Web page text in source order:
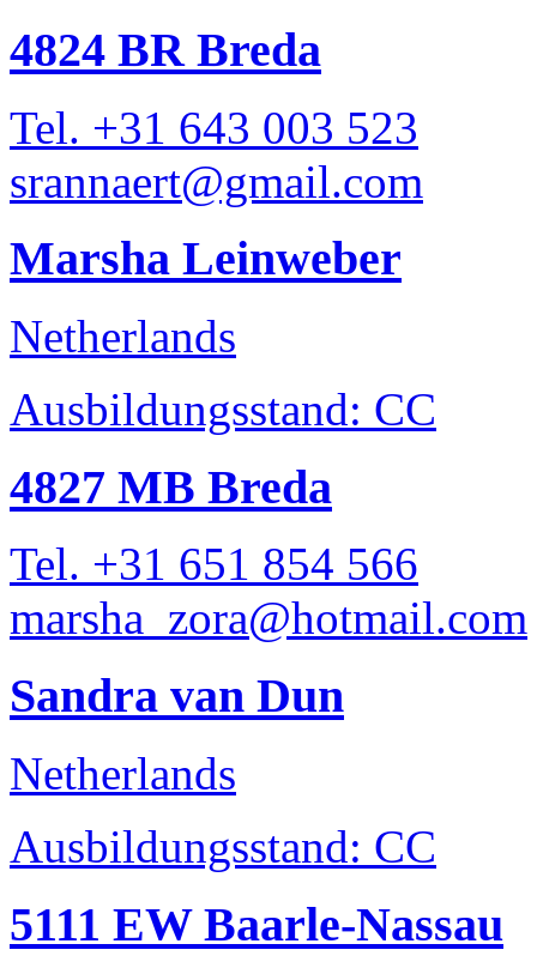
4824 BR Breda
Tel. +31 643 003 523
srannaert@gmail.com
Marsha Leinweber
Netherlands
Ausbildungsstand: CC
4827 MB Breda
Tel. +31 651 854 566
marsha_zora@hotmail.com
Sandra van Dun
Netherlands
Ausbildungsstand: CC
5111 EW Baarle-Nassau